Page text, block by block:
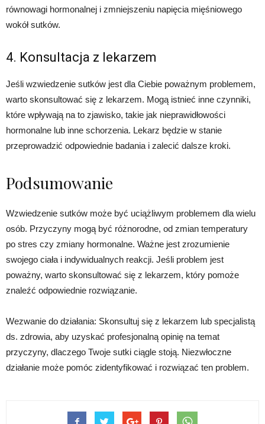
równowagi hormonalnej i zmniejszeniu napięcia mięśniowego
wokół sutków.
4. Konsultacja z lekarzem
Jeśli wzwiedzenie sutków jest dla Ciebie poważnym problemem,
warto skonsultować się z lekarzem. Mogą istnieć inne czynniki,
które wpływają na to zjawisko, takie jak nieprawidłowości
hormonalne lub inne schorzenia. Lekarz będzie w stanie
przeprowadzić odpowiednie badania i zalecić dalsze kroki.
Podsumowanie
Wzwiedzenie sutków może być uciążliwym problemem dla wielu
osób. Przyczyny mogą być różnorodne, od zmian temperatury
po stres czy zmiany hormonalne. Ważne jest zrozumienie
swojego ciała i indywidualnych reakcji. Jeśli problem jest
poważny, warto skonsultować się z lekarzem, który pomoże
znaleźć odpowiednie rozwiązanie.
Wezwanie do działania: Skonsultuj się z lekarzem lub specjalistą
ds. zdrowia, aby uzyskać profesjonalną opinię na temat
przyczyny, dlaczego Twoje sutki ciągle stoją. Niezwłoczne
działanie może pomóc zidentyfikować i rozwiązać ten problem.